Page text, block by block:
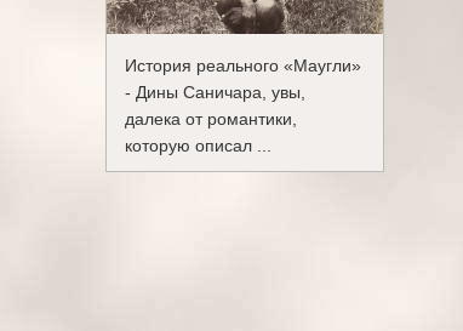
История реального «Маугли»
- Дины Саничара, увы,
далека от романтики,
которую описал ...